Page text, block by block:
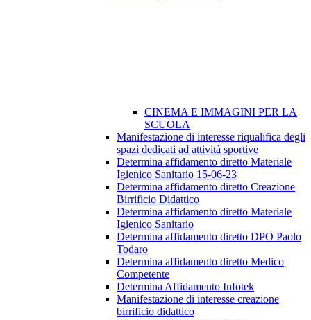
CINEMA E IMMAGINI PER LA
SCUOLA
Manifestazione di interesse riqualifica degli
spazi dedicati ad attività sportive
Determina affidamento diretto Materiale
Igienico Sanitario 15-06-23
Determina affidamento diretto Creazione
Birrificio Didattico
Determina affidamento diretto Materiale
Igienico Sanitario
Determina affidamento diretto DPO Paolo
Todaro
Determina affidamento diretto Medico
Competente
Determina Affidamento Infotek
Manifestazione di interesse creazione
birrificio didattico